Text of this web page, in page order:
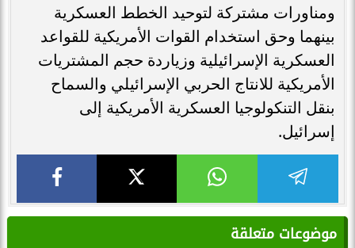
ومناورات مشتركة لتوحيد الخطط العسكرية
بينهما وحق استخدام القوات الأمريكية للقواعد
العسكرية الإسرائيلية وزياردة حجم المشتريات
الأمريكية للانتاج الحربي الإسرائيلي والسماح
بنقل التنكولوجيا العسكرية الأمريكية إلى
إسرائيل.
موضوعات متعلقة